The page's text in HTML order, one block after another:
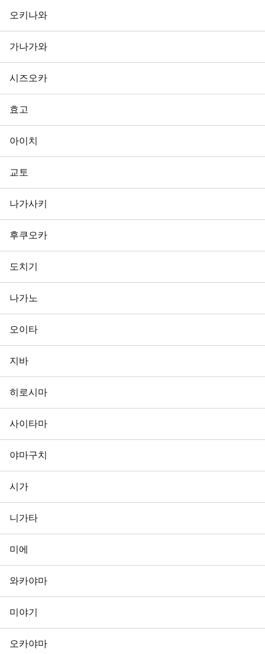
오키나와
가나가와
시즈오카
효고
아이치
교토
나가사키
후쿠오카
도치기
나가노
오이타
지바
히로시마
사이타마
야마구치
시가
니가타
미에
와카야마
미야기
오카야마